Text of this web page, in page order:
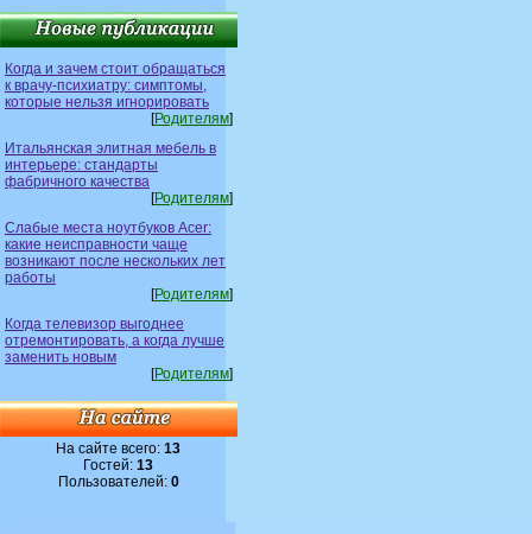
Когда и зачем стоит обращаться
к врачу-психиатру: симптомы,
которые нельзя игнорировать
[Родителям]
Итальянская элитная мебель в
интерьере: стандарты
фабричного качества
[Родителям]
Слабые места ноутбуков Acer:
какие неисправности чаще
возникают после нескольких лет
работы
[Родителям]
Когда телевизор выгоднее
отремонтировать, а когда лучше
заменить новым
[Родителям]
На сайте всего:13
Гостей:13
Пользователей: 0